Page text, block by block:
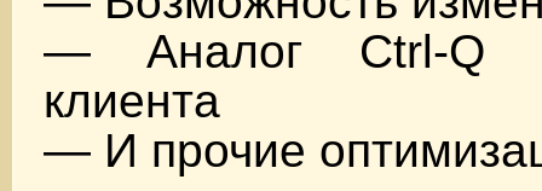
— Аналог Ctrl-Q
клиента
— И прочие